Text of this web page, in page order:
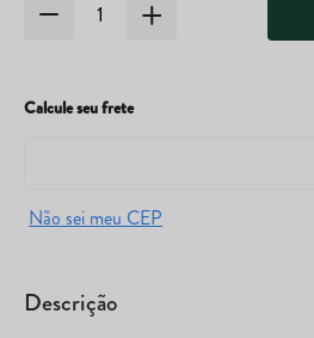
Calcule seu frete
Descrição